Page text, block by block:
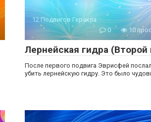
12 Подвигов Геракла
0
10
Лернейская гидра (Второй
После первого подвига Эврисфей
убить лернейскую гидру. Это было